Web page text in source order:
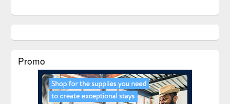
Promo